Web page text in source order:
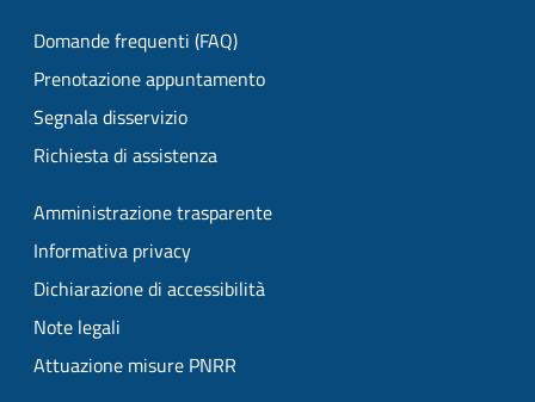
Domande frequenti (FAQ)
Prenotazione appuntamento
Segnala disservizio
Richiesta di assistenza
Amministrazione trasparente
Informativa privacy
Dichiarazione di accessibilità
Note legali
Attuazione misure PNRR